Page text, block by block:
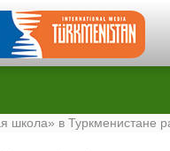
в Туркменистане